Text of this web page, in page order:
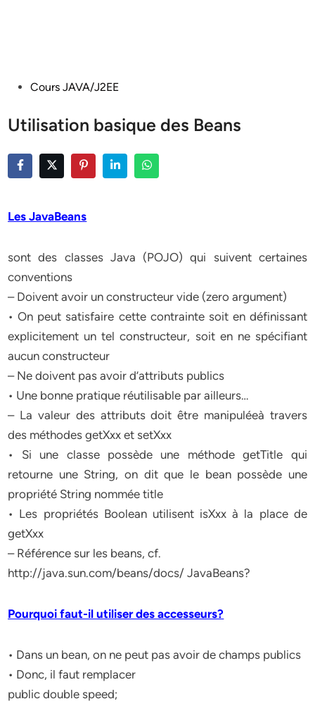
PostedCours JAVA/J2EE
Utilisation basique des Beans
Les JavaBeans
sont des classes Java (POJO) qui suivent certaines
conventions
– Doivent avoir un constructeur vide (zero argument)
• On peut satisfaire cette contrainte soit en définissant
explicitement un tel constructeur, soit en ne spécifiant
aucun constructeur
– Ne doivent pas avoir d’attributs publics
• Une bonne pratique réutilisable par ailleurs…
– La valeur des attributs doit être manipuléeà travers
des méthodes getXxx et setXxx
• Si une classe possède une méthode getTitle qui
retourne une String, on dit que le bean possède une
propriété String nommée title
• Les propriétés Boolean utilisent isXxx à la place de
getXxx
– Référence sur les beans, cf.
http://java.sun.com/beans/docs/ JavaBeans?
Pourquoi faut-il utiliser des accesseurs?
• Dans un bean, on ne peut pas avoir de champs publics
• Donc, il faut remplacer
public double speed;